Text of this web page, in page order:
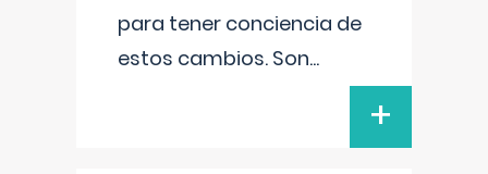
para tener conciencia de
estos cambios. Son...
+